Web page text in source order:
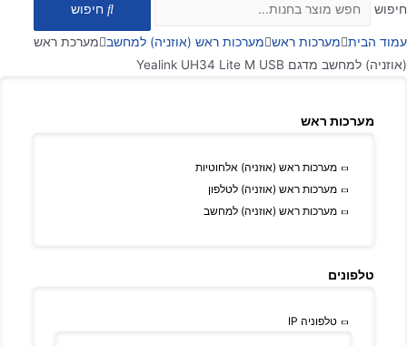
חיפוש חיפוש
עמוד הבית מערכות ראש מערכות ראש (אוזניה) למחשב מערכת ראש
(אוזניה) למחשב מדגם Yealink UH34 Lite M USB
מערכות ראש
מערכות ראש (אוזניה) אלחוטיות
מערכות ראש (אוזניה) לטלפון
מערכות ראש (אוזניה) למחשב
טלפונים
טלפוניה IP